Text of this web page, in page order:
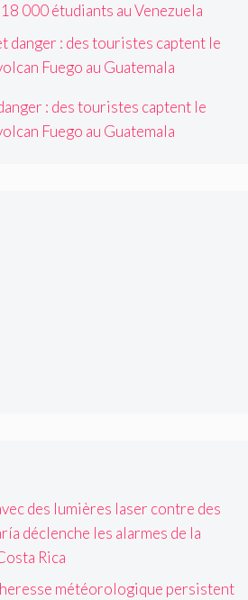
000 étudiants au Venezuela
: des touristes captent le
Fuego au Guatemala
des lumières laser contre des
déclenche les alarmes de la
Rica
météorologique persistent